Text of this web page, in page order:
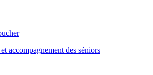
accompagnement des séniors